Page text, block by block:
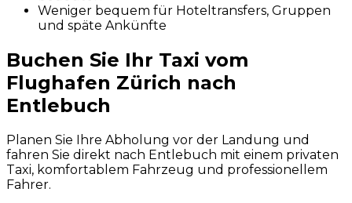
Weniger bequem für Hoteltransfers, Gruppen
und späte Ankünfte
Buchen Sie Ihr Taxi vom
Flughafen Zürich nach
Entlebuch
Planen Sie Ihre Abholung vor der Landung und
fahren Sie direkt nach Entlebuch mit einem privaten
Taxi, komfortablem Fahrzeug und professionellem
Fahrer.